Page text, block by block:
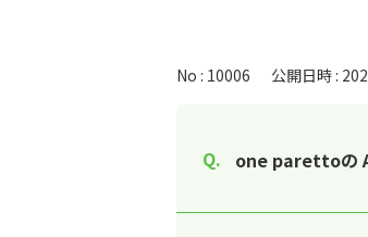
No : 10006 公開日時 :
one parettoの